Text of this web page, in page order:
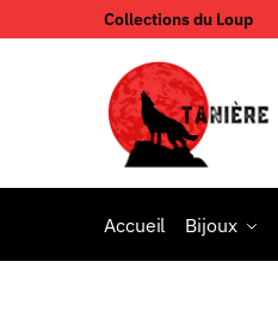
Collections du Loup
Accueil Bijoux